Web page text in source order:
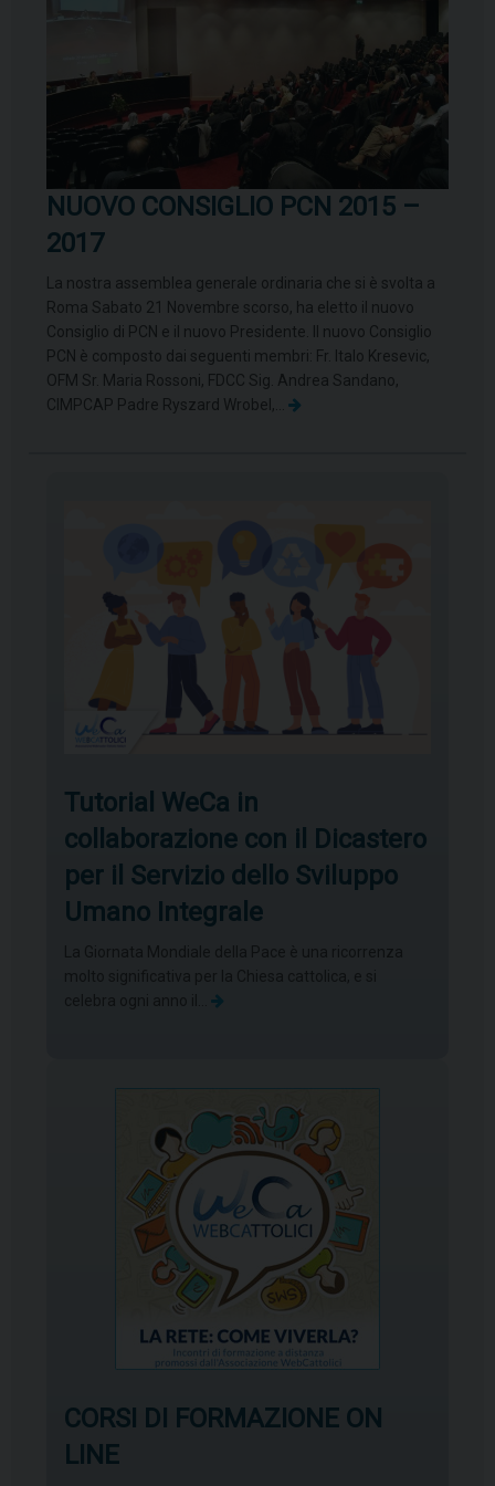
NUOVO CONSIGLIO PCN 2015 –
2017
La nostra assemblea generale ordinaria che si è svolta a
Roma Sabato 21 Novembre scorso, ha eletto il nuovo
Consiglio di PCN e il nuovo Presidente. Il nuovo Consiglio
PCN è composto dai seguenti membri: Fr. Italo Kresevic,
OFM Sr. Maria Rossoni, FDCC Sig. Andrea Sandano,
CIMPCAP Padre Ryszard Wrobel,…
Tutorial WeCa in
collaborazione con il Dicastero
per il Servizio dello Sviluppo
Umano Integrale
CORSI DI FORMAZIONE ON
LINE